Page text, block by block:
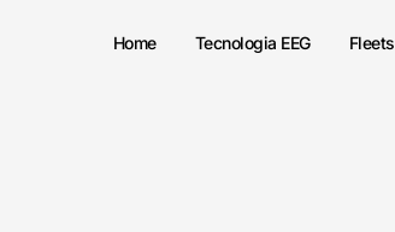
Home Tecnologia EEG Fleets